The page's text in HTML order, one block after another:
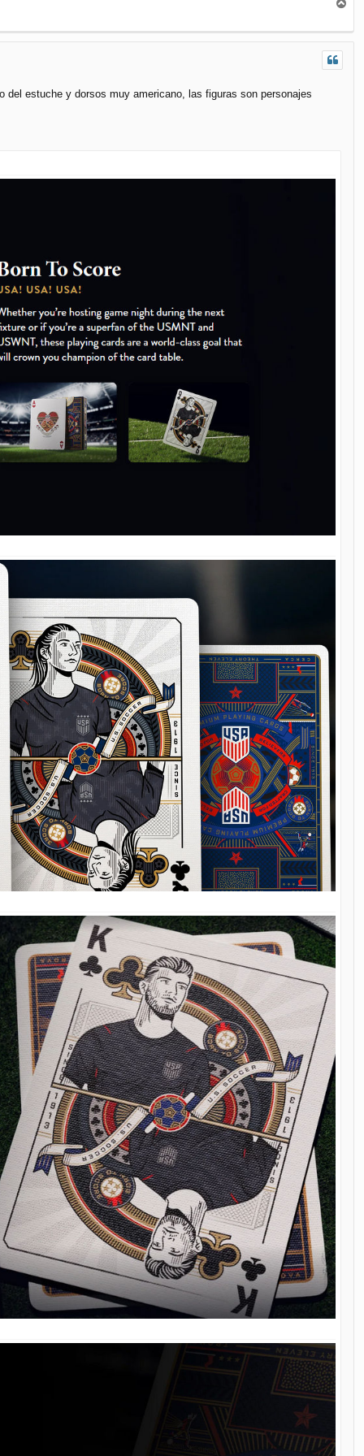
r
i
estuche y dorsos muy americano, las figuras son personajes